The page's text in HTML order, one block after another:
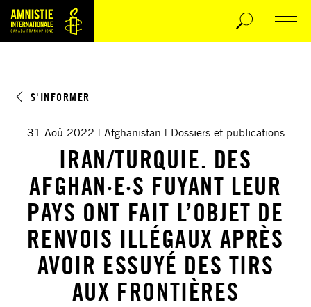
S'INFORMER
31 Aoû 2022 Afghanistan Dossiers et publications
IRAN/TURQUIE. DES
AFGHAN·E·S FUYANT LEUR
PAYS ONT FAIT L’OBJET DE
RENVOIS ILLÉGAUX APRÈS
AVOIR ESSUYÉ DES TIRS
AUX FRONTIÈRES